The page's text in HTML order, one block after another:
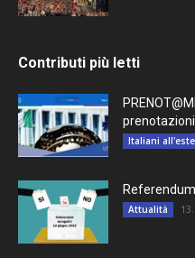
Contributi più letti
Italiani
Attualità